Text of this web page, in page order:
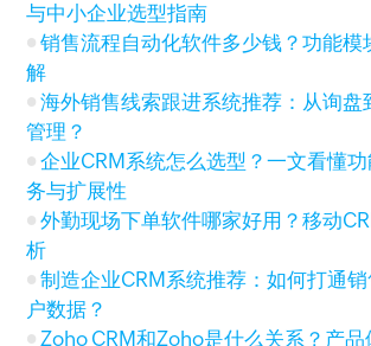
与中小企业选型指南
销售流程自动化软件多少钱？功能模
解
海外销售线索跟进系统推荐：从询盘
管理？
企业CRM系统怎么选型？一文看懂
务与扩展性
外勤现场下单软件哪家好用？移动
析
制造企业CRM系统推荐：如何打通
户数据？
Zoho CRM和Zoho是什么关系？产